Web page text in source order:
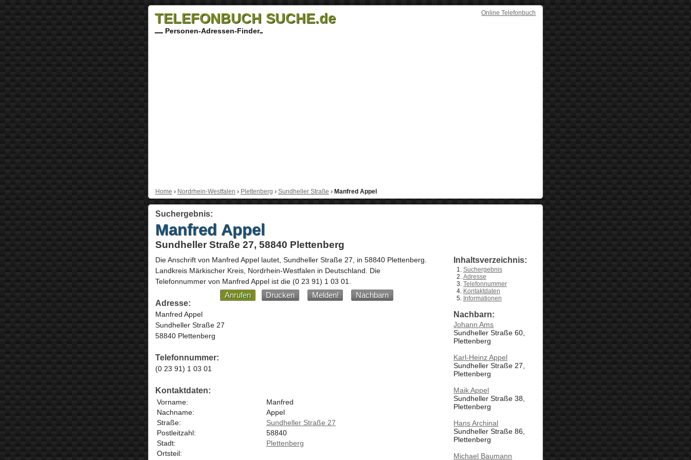
Online Telefonbuch
TELEFONBUCH SUCHE.de
Personen-Adressen-Finder
Home › Nordrhein-Westfalen › Plettenberg › Sundheller Straße › Manfred Appel
Suchergebnis:
Manfred Appel
Sundheller Straße 27, 58840 Plettenberg
Die Anschrift von Manfred Appellautet, Sundheller Straße 27 , in 58840 Plettenberg
Landkreis Märkischer Kreis, Nordrhein-Westfalen in Deutschland
Die
Telefonnummer von Manfred Appel ist die (0 23 91) 1 03 01
Anrufen Drucken Melden!
Nachbarn
Adresse:
Manfred Appel
Sundheller Straße 27
58840 Plettenberg
Telefonnummer:
(0 23 91) 1 03 01
Kontaktdaten:
Vorname:
Manfred
Nachname:
Appel
Straße:
Sundheller Straße 27
Postleitzahl:
58840
Stadt:
Plettenberg
Ortsteil:
Inhaltsverzeichnis:
Suchergebnis
Adresse
Telefonnummer
Kontaktdaten
Informationen
Nachbarn:
Johann Ams
Sundheller Straße 60,
Plettenberg
Karl-Heinz Appel
Sundheller Straße 27,
Plettenberg
Maik Appel
Sundheller Straße 38,
Plettenberg
Hans Archinal
Sundheller Straße 86,
Plettenberg
Michael Baumann